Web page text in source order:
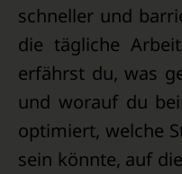
schneller und
die tägliche
erfährst du, was
und worauf du
optimiert, welche
sein könnte, auf